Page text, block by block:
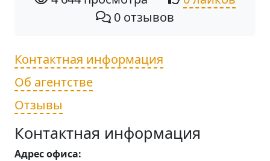
0 отзывов
Контактная информация
Об агентстве
Отзывы
Контактная информация
Адрес офиса: